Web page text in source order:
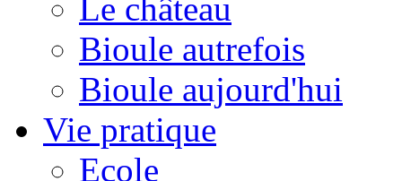
Le château
Bioule autrefois
Bioule aujourd'hui
Vie pratique
Ecole